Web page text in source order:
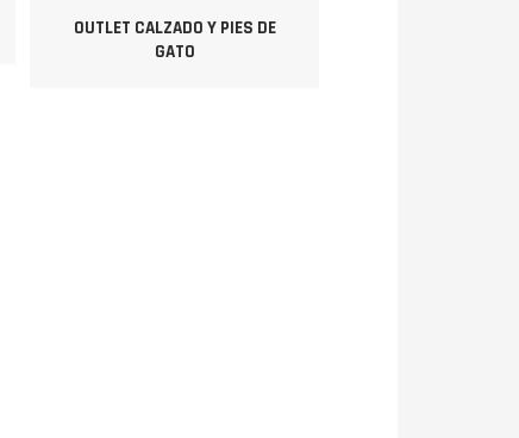
OUTLET CALZADO Y PIES DE
GATO